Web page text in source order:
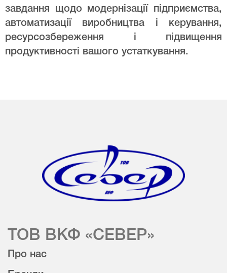
завдання щодо модернізації підприємства,
автоматизації виробництва і керування,
ресурсозбереження і підвищення
продуктивності вашого устаткування.
ТОВ ВКФ «СЕВЕР»
Про нас